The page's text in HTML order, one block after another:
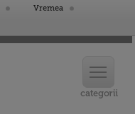
Vremea